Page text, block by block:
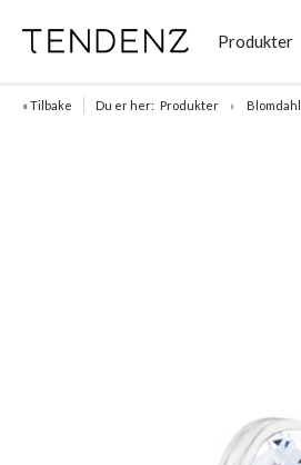
Produkter
« Tilbake Du er her: Produkter Blomdahl